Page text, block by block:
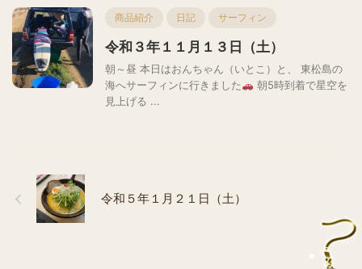
商品紹介 日記 サーフィン
令和３年１１月１３日（土）
朝～昼 本日はおんちゃん（いとこ）と、 東松島の
海へサーフィンに行きました
朝5時到着で星空を
見上げる ...
令和５年１月２１日（土）